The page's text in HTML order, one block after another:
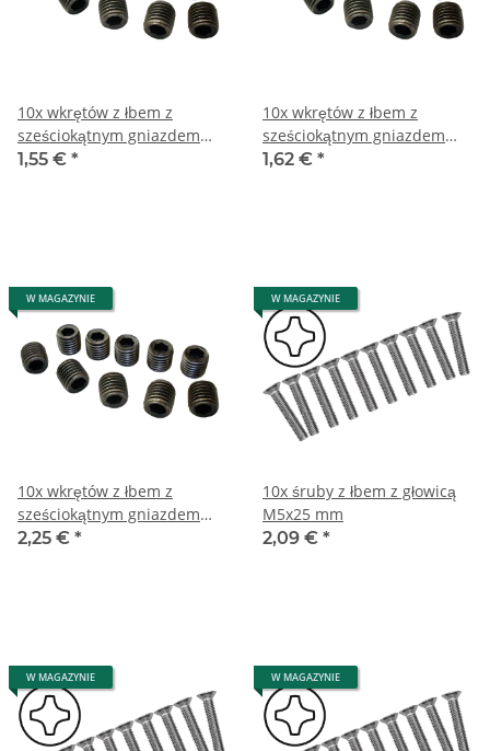
10x wkrętów z łbem z
sześciokątnym gniazdem
M2x12 mm
1,55 € *
10x wkrętów z łbem z
sześciokątnym gniazdem
M3x12 mm
1,62 € *
W MAGAZYNIE
10x wkrętów z łbem z
sześciokątnym gniazdem
M6x12 mm
2,25 € *
W MAGAZYNIE
10x śruby z łbem z głowicą
M5x25 mm
2,09 € *
W MAGAZYNIE W MAGAZYNIE